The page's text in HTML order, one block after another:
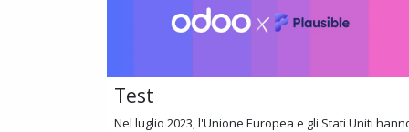
Test
Nel luglio 2023, l'Unione Europea e gli Stati Uniti